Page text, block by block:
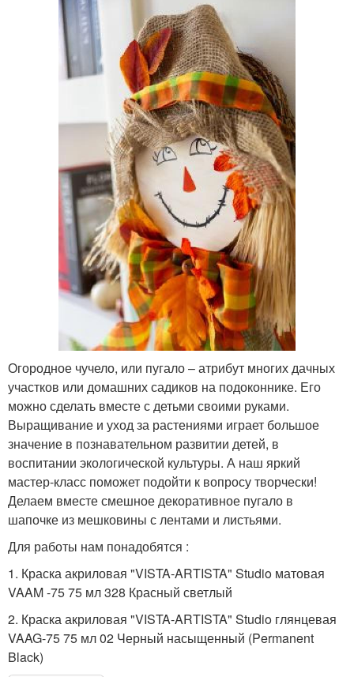
Огородное чучело, или пугало – атрибут многих дачных
участков или домашних садиков на подоконнике. Его
можно сделать вместе с детьми своими руками.
Выращивание и уход за растениями играет большое
значение в познавательном развитии детей, в
воспитании экологической культуры. А наш яркий
мастер-класс поможет подойти к вопросу творчески!
Делаем вместе смешное декоративное пугало в
шапочке из мешковины с лентами и листьями.
Для работы нам понадобятся :
1. Краска акриловая "VISTA-ARTISTA" Studio матовая
VAAM -75 75 мл 328 Красный светлый
2. Краска акриловая "VISTA-ARTISTA" Studio глянцевая
VAAG-75 75 мл 02 Черный насыщенный (Permanent
Black)